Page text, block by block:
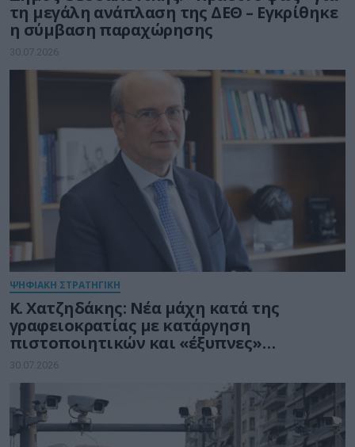
τη μεγάλη ανάπλαση της ΔΕΘ – Εγκρίθηκε
η σύμβαση παραχώρησης
30.07.2026
ΨΗΦΙΑΚΗ ΣΤΡΑΤΗΓΙΚΗ
Κ. Χατζηδάκης: Νέα μάχη κατά της
γραφειοκρατίας με κατάργηση
πιστοποιητικών και «έξυπνες»
διασταυρώσεις του Δημοσίου
30.07.2026